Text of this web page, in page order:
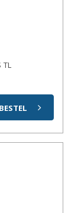
TL
BESTEL